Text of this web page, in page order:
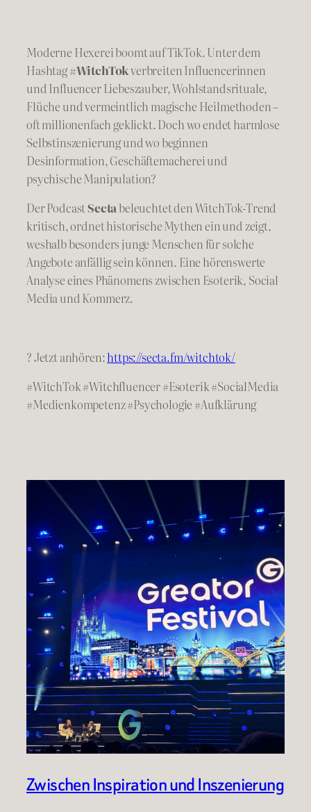
Moderne Hexerei boomt auf TikTok. Unter dem
Hashtag#WitchTokverbreiten Influencerinnen
und Influencer Liebeszauber, Wohlstandsrituale,
Flüche und vermeintlich magische Heilmethoden –
oft millionenfach geklickt. Doch wo endet harmlose
Selbstinszenierung und wo beginnen
Desinformation, Geschäftemacherei und
psychische Manipulation?
Der PodcastSectabeleuchtet den WitchTok-Trend
kritisch, ordnet historische Mythen ein und zeigt,
weshalb besonders junge Menschen für solche
Angebote anfällig sein können. Eine hörenswerte
Analyse eines Phänomens zwischen Esoterik, Social
Media und Kommerz.
? Jetzt anhören:https://secta.fm/witchtok/
#WitchTok #Witchfluencer #Esoterik #SocialMedia
#Medienkompetenz #Psychologie #Aufklärung
Zwischen Inspiration und Inszenierung